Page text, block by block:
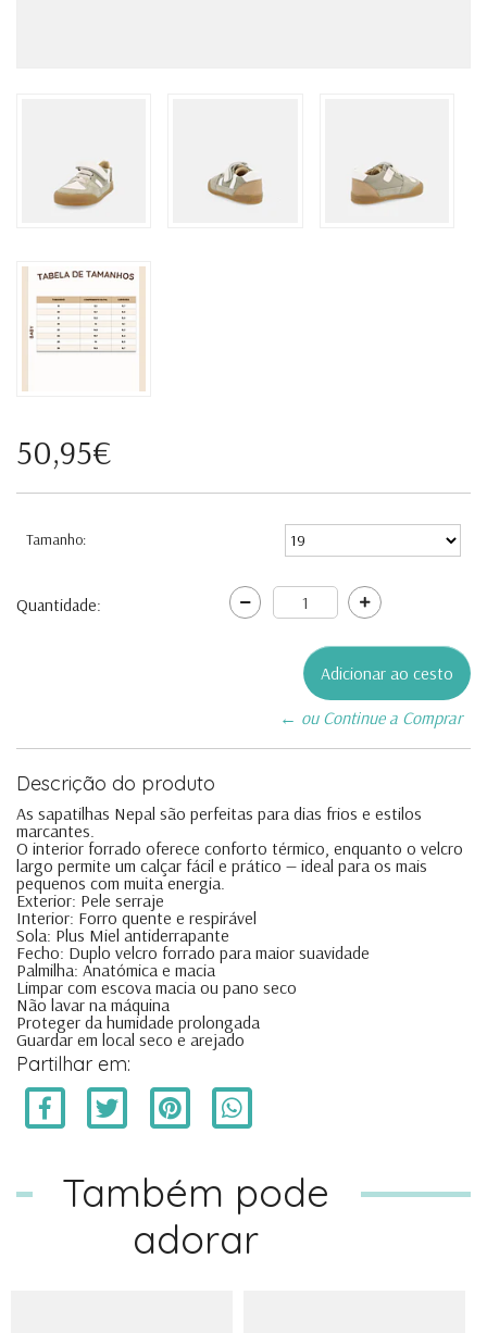
50,95€
Tamanho:
Quantidade:
← ou Continue a Comprar
Descrição do produto
As sapatilhas Nepal são perfeitas para dias frios e estilos
marcantes.
O interior forrado oferece conforto térmico, enquanto o velcro
largo permite um calçar fácil e prático — ideal para os mais
pequenos com muita energia.
Exterior: Pele serraje
Interior: Forro quente e respirável
Sola: Plus Miel antiderrapante
Fecho: Duplo velcro forrado para maior suavidade
Palmilha: Anatómica e macia
Limpar com escova macia ou pano seco
Não lavar na máquina
Proteger da humidade prolongada
Guardar em local seco e arejado
Partilhar em:
Também pode
adorar